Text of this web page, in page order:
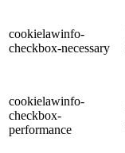
cookielawinfo-
checkbox-necessary
cookielawinfo-
checkbox-
performance